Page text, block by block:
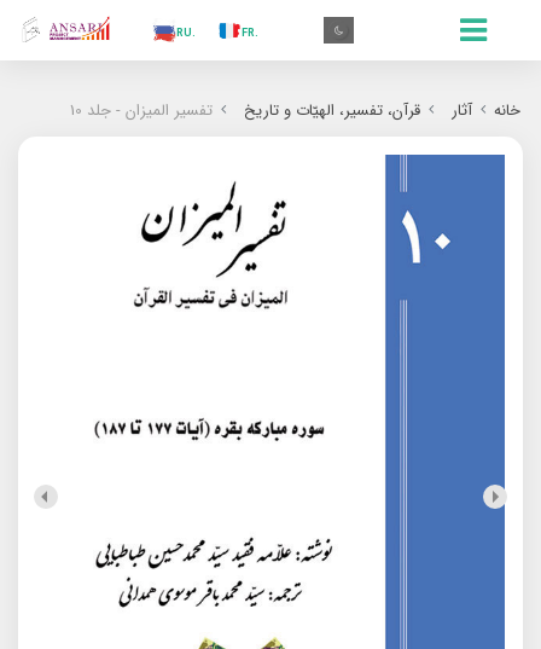
.RU
.ES
.IN
خانه آثار قرآن، تفسیر، الهیّات و تاریخ تفسیر المیزان - جلد 10